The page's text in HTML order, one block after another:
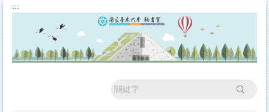
跳
內
:::
搜尋